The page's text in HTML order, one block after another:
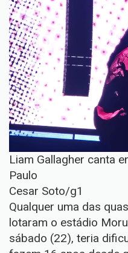
Liam Gallagher canta
Paulo
Cesar Soto/g1
Qualquer uma das
lotaram o estádio
sábado (22), teria